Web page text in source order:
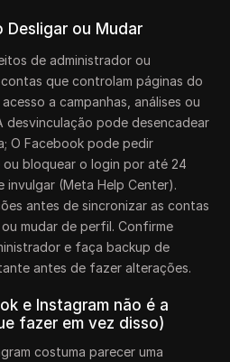
Desligar ou Mudar
de administrador ou
que controlam páginas do
a campanhas, análises ou
desvinculação pode desencadear
O Facebook pode pedir
bloquear o login por até 24
(Meta Help Center).
antes de sincronizar as contas
mudar de perfil. Confirme
e faça backup de
antes de fazer alterações.
e Instagram não é a
fazer em vez disso)
costuma parecer uma